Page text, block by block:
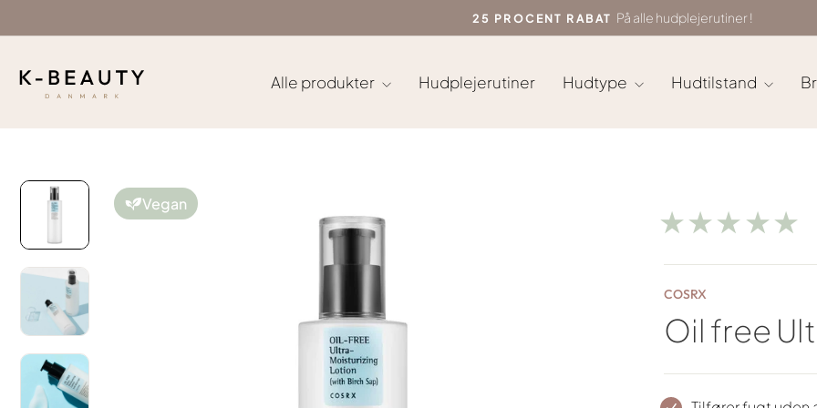
Sæt
på
25 PROCENT RABAT På alle hudplejerutiner !
Alle produkter Hudplejerutiner Hudtype Hudtilstand
Vegan ★★★★★
COSRX
Oil free